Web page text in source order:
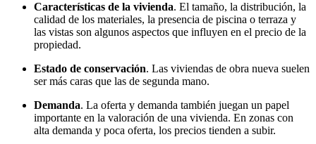
Características de la vivienda. El tamaño, la distribución, la
calidad de los materiales, la presencia de piscina o terraza y
las vistas son algunos aspectos que influyen en el precio de la
propiedad.
Estado de conservación. Las viviendas de obra nueva suelen
ser más caras que las de segunda mano.
Demanda. La oferta y demanda también juegan un papel
importante en la valoración de una vivienda. En zonas con
alta demanda y poca oferta, los precios tienden a subir.